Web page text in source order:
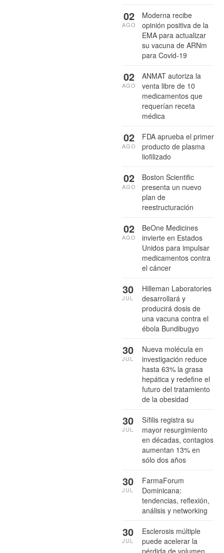
Moderna recibe
opinión positiva de la
EMA para actualizar
su vacuna de ARNm
para Covid-19
02
AGO
ANMAT autoriza la
venta libre de 10
medicamentos que
requerían receta
médica
02
AGO
FDA aprueba el primer
producto de plasma
liofilizado
02
AGO
Boston Scientific
presenta un nuevo
plan de
reestructuración
02
AGO
BeOne Medicines
invierte en Estados
Unidos para impulsar
medicamentos contra
el cáncer
02
AGO
Hilleman Laboratories
desarrollará y
producirá dosis de
una vacuna contra el
ébola Bundibugyo
30
JUL
Nueva molécula en
investigación reduce
hasta 63% la grasa
hepática y redefine el
futuro del tratamiento
de la obesidad
30
JUL
Sífilis registra su
mayor resurgimiento
en décadas, contagios
aumentan 13% en
sólo dos años
30
JUL
FarmaForum
Dominicana:
tendencias, reflexión,
análisis y networking
30
JUL
Esclerosis múltiple
puede acelerar la
pérdida de volumen
30
JUL